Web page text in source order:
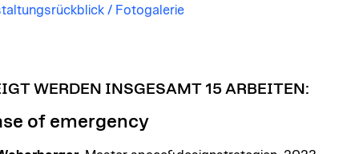
/ Fotogalerie
WERDEN INSGESAMT 15 ARBEITEN:
of emergency